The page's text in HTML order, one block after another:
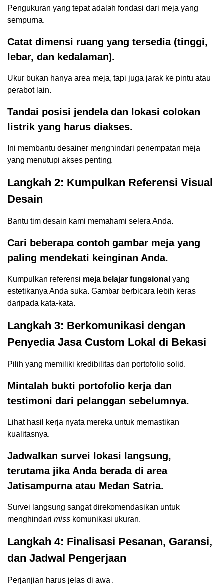
Pengukuran yang tepat adalah fondasi dari meja yang
sempurna.
Catat dimensi ruang yang tersedia (tinggi,
lebar, dan kedalaman).
Ukur bukan hanya area meja, tapi juga jarak ke pintu atau
perabot lain.
Tandai posisi jendela dan lokasi colokan
listrik yang harus diakses.
Ini membantu desainer menghindari penempatan meja
yang menutupi akses penting.
Langkah 2: Kumpulkan Referensi Visual
Desain
Bantu tim desain kami memahami selera Anda.
Cari beberapa contoh gambar meja yang
paling mendekati keinginan Anda.
Kumpulkan referensi meja belajar fungsional yang
estetikanya Anda suka. Gambar berbicara lebih keras
daripada kata-kata.
Langkah 3: Berkomunikasi dengan
Penyedia Jasa Custom Lokal di Bekasi
Pilih yang memiliki kredibilitas dan portofolio solid.
Mintalah bukti portofolio kerja dan
testimoni dari pelanggan sebelumnya.
Lihat hasil kerja nyata mereka untuk memastikan
kualitasnya.
Jadwalkan survei lokasi langsung,
terutama jika Anda berada di area
Jatisampurna atau Medan Satria.
Survei langsung sangat direkomendasikan untuk
menghindari miss komunikasi ukuran.
Langkah 4: Finalisasi Pesanan, Garansi,
dan Jadwal Pengerjaan
Perjanjian harus jelas di awal.